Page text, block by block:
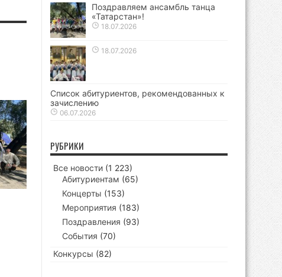
Поздравляем ансамбль танца
«Татарстан»!
18.07.2026
18.07.2026
Список абитуриентов, рекомендованных к
зачислению
06.07.2026
РУБРИКИ
Все новости (1 223)
Абитуриентам (65)
Концерты (153)
Мероприятия (183)
Поздравления (93)
События (70)
Конкурсы (82)